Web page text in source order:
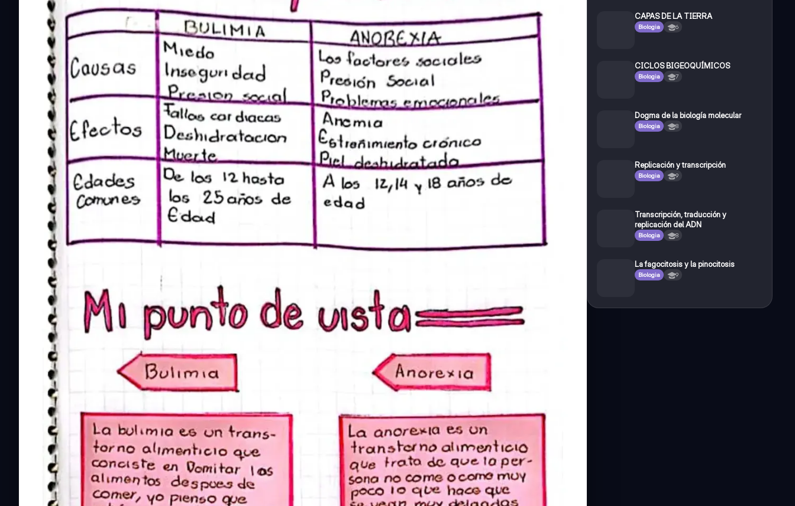
CAPAS DE LA TIERRA
Biologia 6
CICLOS BIGEOQUÍMICOS
Biologia 7
Dogma de la biología molecular
Biologia 8
Replicación y transcripción
Biologia 9
Transcripción, traducción y
replicación del ADN
Biologia 8
La fagocitosis y la pinocitosis
Biologia 9